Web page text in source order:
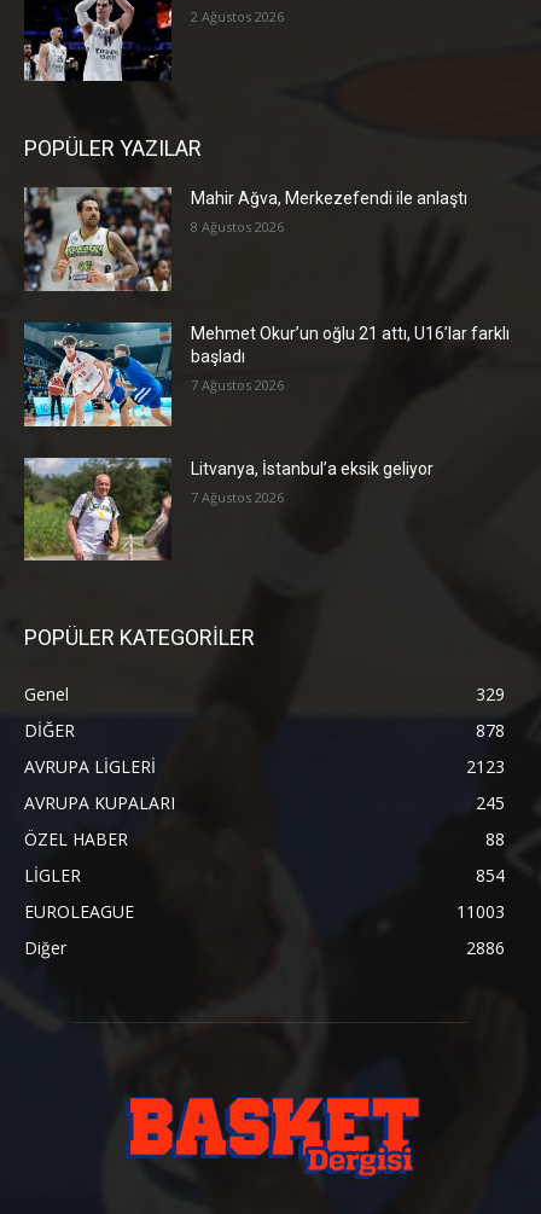
2 Ağustos 2026
POPÜLER YAZILAR
Mahir Ağva, Merkezefendi ile anlaştı
8 Ağustos 2026
Mehmet Okur’un oğlu 21 attı, U16’lar farklı
başladı
7 Ağustos 2026
Litvanya, İstanbul’a eksik geliyor
7 Ağustos 2026
POPÜLER KATEGORİLER
Genel
329
DİĞER
878
AVRUPA LİGLERİ
2123
AVRUPA KUPALARI
245
ÖZEL HABER
88
LİGLER
854
EUROLEAGUE
11003
Diğer
2886